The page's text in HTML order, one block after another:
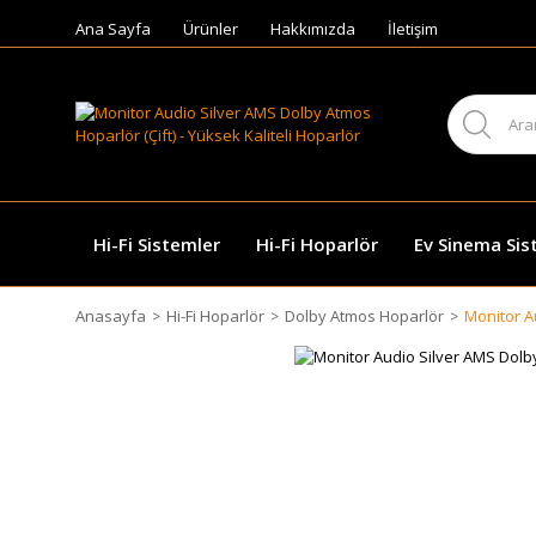
Ana Sayfa Ürünler Hakkımızda İletişim
Hi-Fi Sistemler Hi-Fi Hoparlör Ev Sinema
Anasayfa Hi-Fi Hoparlör Dolby Atmos Hoparlör Monitor